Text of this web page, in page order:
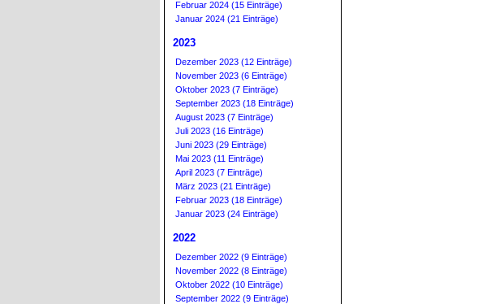
Februar 2024 (15 Einträge)
Januar 2024 (21 Einträge)
2023
Dezember 2023 (12 Einträge)
November 2023 (6 Einträge)
Oktober 2023 (7 Einträge)
September 2023 (18 Einträge)
August 2023 (7 Einträge)
Juli 2023 (16 Einträge)
Juni 2023 (29 Einträge)
Mai 2023 (11 Einträge)
April 2023 (7 Einträge)
März 2023 (21 Einträge)
Februar 2023 (18 Einträge)
Januar 2023 (24 Einträge)
2022
Dezember 2022 (9 Einträge)
November 2022 (8 Einträge)
Oktober 2022 (10 Einträge)
September 2022 (9 Einträge)